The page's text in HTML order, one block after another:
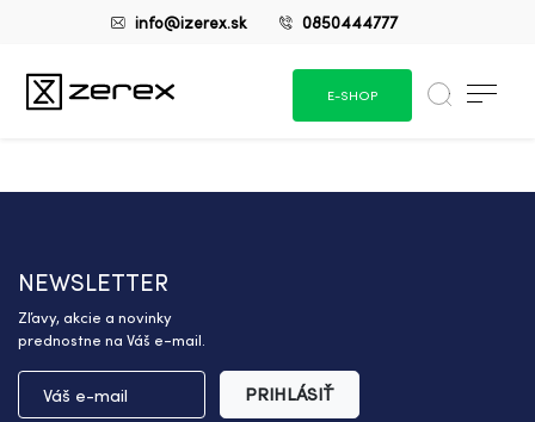
info@izerex.sk 0850444777
E-SHOP
NEWSLETTER
Zľavy, akcie a novinky
prednostne na Váš e-mail.
PRIHLÁSIŤ